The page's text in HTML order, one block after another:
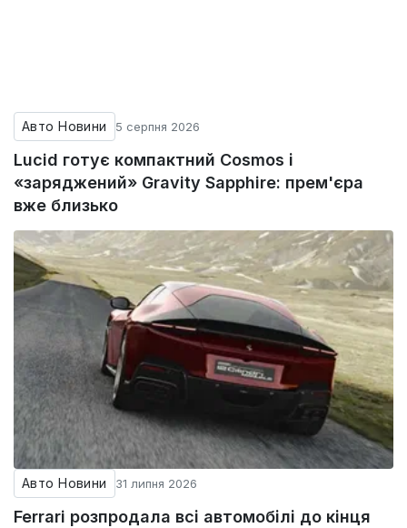
Авто Новини 5 серпня 2026
Lucid готує компактний Cosmos і
«заряджений» Gravity Sapphire: прем'єра
вже близько
Авто Новини 31 липня 2026
Ferrari розпродала всі автомобілі до кінця